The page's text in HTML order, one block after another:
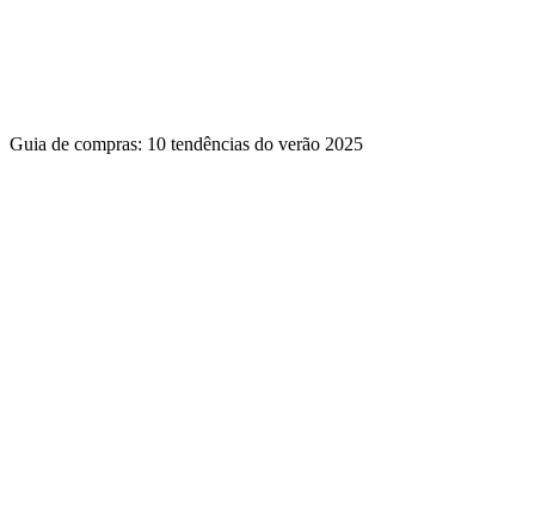
Guia de compras: 10 tendências do verão 2025